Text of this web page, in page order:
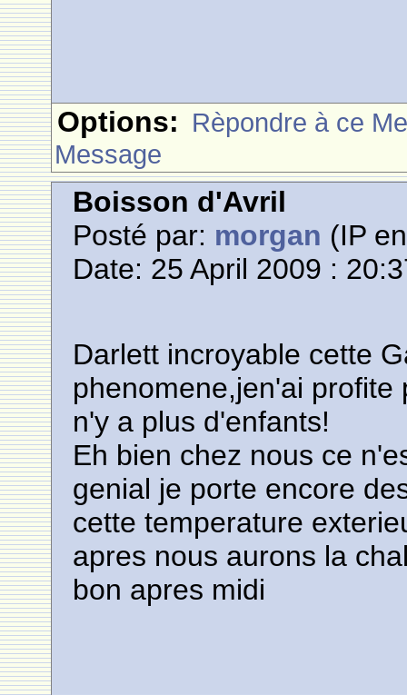
Options: Rèpondre à ce
Message
Boisson d'Avril
Posté par: morgan (IP
Date: 25 April 2009 :
Darlett incroyable cette
phenomene,jen'ai
n'y a plus d'enfants!
Eh bien chez nous ce
genial je porte encore
cette temperature
apres nous aurons la
bon apres midi